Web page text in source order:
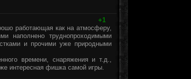
+1
работающая как на атмосферу,
наполнено труднопроходимыми
и прочими уже природными
времени, снаряжения и т.д.,
интересная фишка самой игры.